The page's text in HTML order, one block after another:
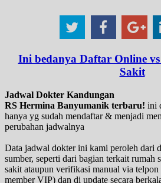
Ini bedanya Daftar Online
Sakit
Jadwal Dokter Kandungan
RS Hermina Banyumanik terbaru! ini
hanya yg sudah mendaftar & menjadi
perubahan jadwalnya
Data jadwal dokter ini kami peroleh dari
sumber, seperti dari bagian terkait rumah
sakit ataupun verifikasi manual via telpon
member VIP) dan di update secara